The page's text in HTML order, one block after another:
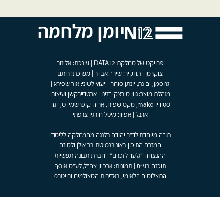
יומן מלחמה
פרויקט של מחלקת DATA12 | עורכת: אלינור
צוקרמן | תחקיר: שירה אבדר | מערכת: רותם
גרוסמן, ים גת, יונתן סוחר | ייעוץ לשוני: אור שפירא |
מנהלת מוצר: גוון מירצקי דנינו | ארטדיירקשן ועיצוב:
סטודיו mako, מקס שפירו, אריה קופרשמידט, דנה
ארבל | אפיון: מיטל חורגין צרפתי
תודה מיוחדת לד"ר יהודה בלנגה מהמחלקה ללימודי
המזרח התיכון באוניברסיטת בר אילן ולמיזם
ההנצחה "גלעד-לזכרם" - חברת תבונה תעשיות
תוכנה בע"מ | תמונות: ארכיון צה"ל, לע"מ אוסף
התצלומים הלאומי, באדיבות המצולמים ורויטרס